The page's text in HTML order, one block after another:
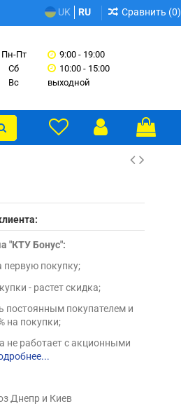
UK RU Сравнить (0)
Пн-Пт
Сб
Вс
9:00 - 19:00
10:00 - 15:00
выходной
"КТУ Бонус":
первую покупку;
- растет скидка;
постоянным покупателем и
на покупки;
не работает с акционными
Днепр и Киев